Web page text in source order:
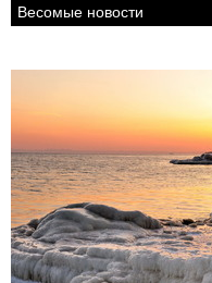
Весомые новости